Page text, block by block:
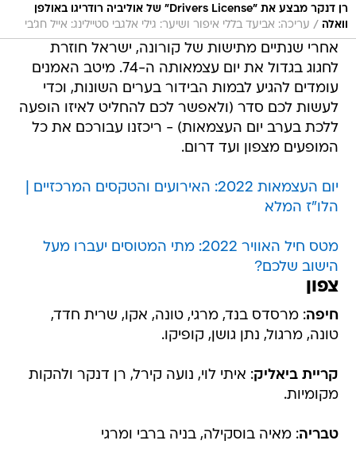
אחרי שנתיים מתישות של קורונה, ישראל חוזרת
לחגוג בגדול את יום עצמאותה ה-74. מיטב האמנים
עומדים להגיע לבמות הבידור בערים השונות, וכדי
לעשות לכם סדר (ולאפשר לכם להחליט לאיזו הופעה
ללכת בערב יום העצמאות) - ריכזנו עבורכם את כל
המופעים מצפון ועד דרום.
יום העצמאות 2022: האירועים והטקסים המרכזיים |
צפון
חיפה: מרסדס בנד, מרגי, טונה, אקו, שרית חדד,
טונה, מרגול, נתן גושן, קופיקו.
קריית ביאליק: איתי לוי, נועה קירל, רן דנקר ולהקות
טבריה: מאיה בוסקילה, בניה ברבי ומרגי
קרית אתא: עדן בן זקן, עדן חסון, ישי ריבו וגיא ויהל